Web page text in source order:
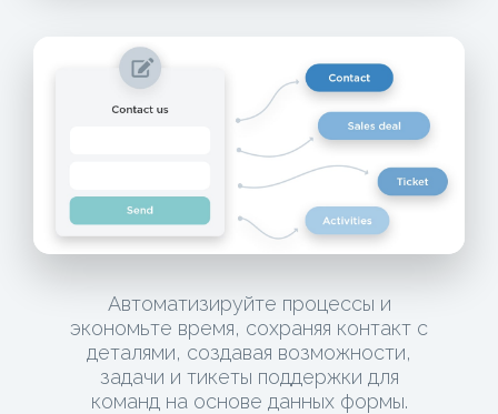
Автоматизируйте процессы и
экономьте время, сохраняя контакт с
деталями, создавая возможности,
задачи и тикеты поддержки для
команд на основе данных формы.